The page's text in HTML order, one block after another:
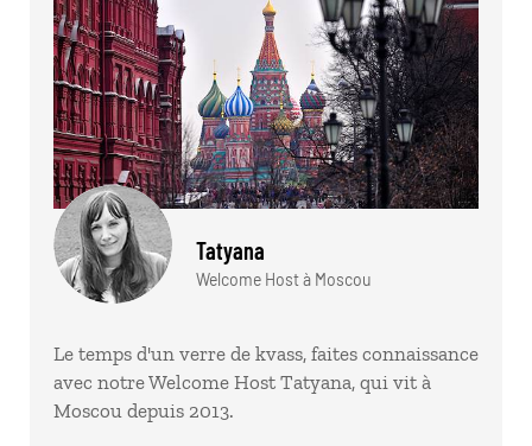
Tatyana
Welcome Host à Moscou
Le temps d'un verre de kvass, faites connaissance
avec notre Welcome Host Tatyana, qui vit à
Moscou depuis 2013.